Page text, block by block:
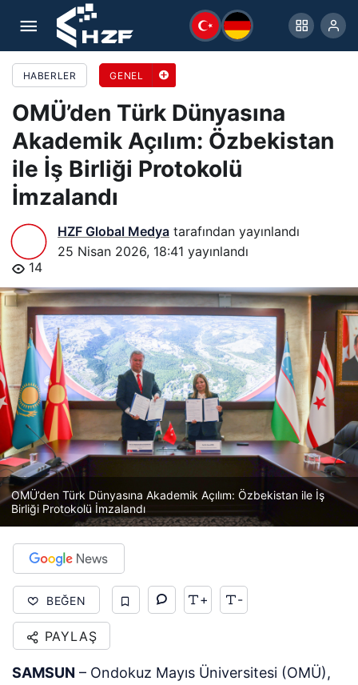
HABERLER GENEL
OMÜ’den Türk Dünyasına
Akademik Açılım: Özbekistan
ile İş Birliği Protokolü
İmzalandı
HZF Global Medya tarafından yayınlandı
25 Nisan 2026, 18:41 yayınlandı
14
OMÜ’den Türk Dünyasına Akademik Açılım: Özbekistan ile İş
Birliği Protokolü İmzalandı
BEĞEN + -
PAYLAŞ
SAMSUN – Ondokuz Mayıs Üniversitesi (OMÜ),
OMÜ’den Türk Dünyasına Akademik Açılım:
Özbekistan ile İş Birliği Protokolü İmzalandı